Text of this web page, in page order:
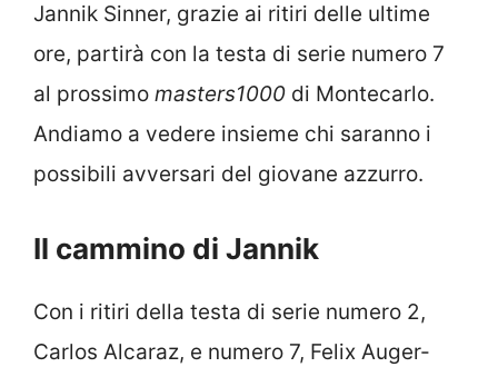
Jannik Sinner, grazie ai ritiri delle ultime
ore, partirà con la testa di serie numero 7
al prossimo masters1000 di Montecarlo.
Andiamo a vedere insieme chi saranno i
possibili avversari del giovane azzurro.
Il cammino di Jannik
Con i ritiri della testa di serie numero 2,
Carlos Alcaraz, e numero 7, Felix Auger-